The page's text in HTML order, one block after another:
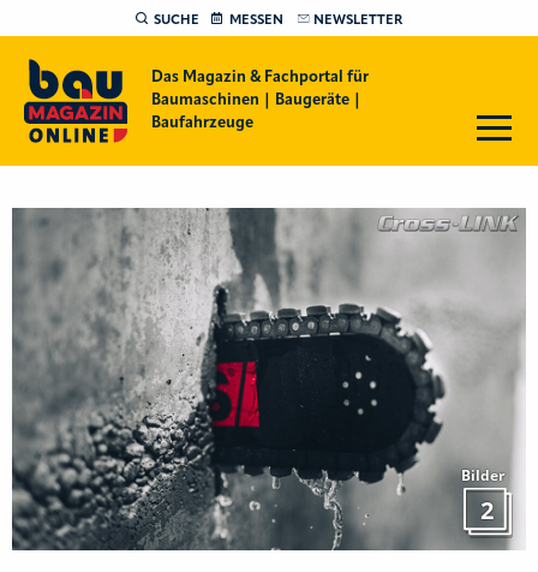
SUCHE MESSEN NEWSLETTER
Das Magazin & Fachportal für
Baumaschinen | Baugeräte |
Baufahrzeuge
Bilder
2